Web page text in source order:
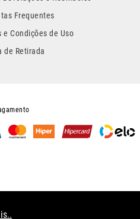
Frequentes
e Condições de Uso
de Retirada
0002-89 AV. NILO PEÇANHA,